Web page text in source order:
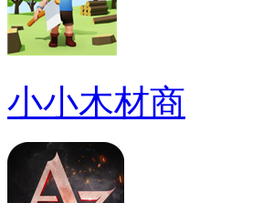
小小木材商